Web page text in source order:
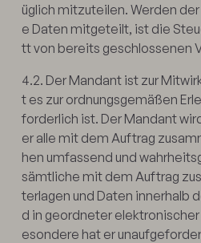
üglich mitzuteilen. Werden
e Daten mitgeteilt, ist die
tt von bereits geschlossenen
4.2. Der Mandant ist zur
t es zur ordnungsgemäßen
forderlich ist. Der Mandant
er alle mit dem Auftrag
hen umfassend und
sämtliche mit dem Auftrag
terlagen und Daten innerhalb
d in geordneter
esondere hat er